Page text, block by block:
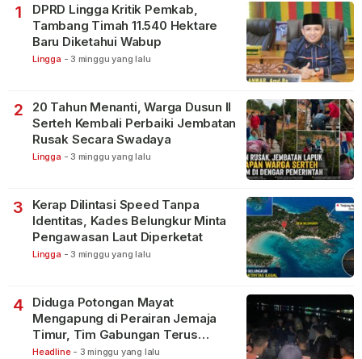
1
DPRD Lingga Kritik Pemkab,
Tambang Timah 11.540 Hektare
Baru Diketahui Wabup
Lingga - 3 minggu yang lalu
2
20 Tahun Menanti, Warga Dusun II
Serteh Kembali Perbaiki Jembatan
Rusak Secara Swadaya
Lingga - 3 minggu yang lalu
3
Kerap Dilintasi Speed Tanpa
Identitas, Kades Belungkur Minta
Pengawasan Laut Diperketat
Lingga - 3 minggu yang lalu
4
Diduga Potongan Mayat
Mengapung di Perairan Jemaja
Timur, Tim Gabungan Terus
Lakukan Pencarian
Headline - 3 minggu yang lalu